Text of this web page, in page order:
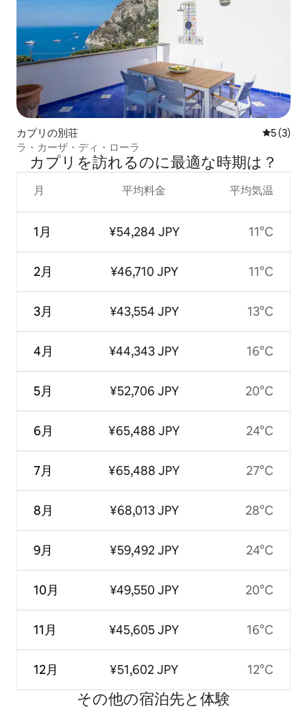
カプリの別荘 レビュー
5 (3)
ラ・カーザ・ディ・ローラ
カプリを訪⁠れ⁠るの⁠に最⁠適⁠な時⁠期⁠は⁠？
月
1月
2月
3月
4月
5月
6月
7月
8月
9月
10月
11月
12月
平均料金
¥54,284 JPY
¥46,710 JPY
¥43,554 JPY
¥44,343 JPY
¥52,706 JPY
¥65,488 JPY
¥65,488 JPY
¥68,013 JPY
¥59,492 JPY
¥49,550 JPY
¥45,605 JPY
¥51,602 JPY
平均気温
11°C
11°C
13°C
16°C
20°C
24°C
27°C
28°C
24°C
20°C
16°C
12°C
その他の宿⁠泊⁠先と体⁠験